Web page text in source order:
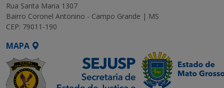
Rua Santa Maria 1307
Bairro Coronel Antonino - Campo Grande | MS
CEP: 79011-190
MAPA